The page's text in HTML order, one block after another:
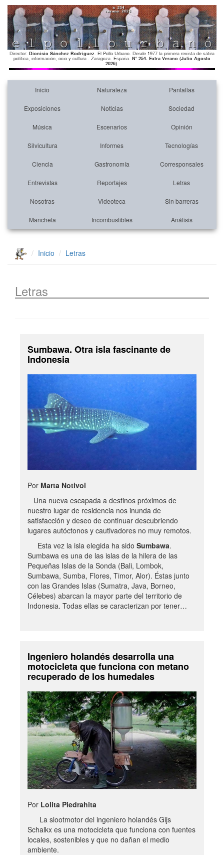
Director: Dionisio Sánchez Rodríguez. El Pollo Urbano. Desde 1977 la primera revista de sátira
política, información, ocio y cultura . Zaragoza. España. Nº 254. Extra Verano (Julio Agosto
2026).
Inicio Naturaleza Pantallas
Exposiciones Noticias Sociedad
Música Escenarios Opinión
Silvicultura Informes Tecnologías
Ciencia Gastronomía Corresponsales
Entrevistas Reportajes Letras
Nosotras Videoteca Sin barreras
Mancheta Incombustibles Análisis
Inicio Letras
Letras
Sumbawa. Otra isla fascinante de
Indonesia
Por Marta Notivol
Una nueva escapada a destinos próximos de
nuestro lugar de residencia nos inunda de
satisfacción y deseo de continuar descubriendo
lugares autóctonos y cautivadores no muy remotos.
Esta vez la isla elegida ha sido Sumbawa.
Sumbawa es una de las islas de la hilera de las
Pequeñas Islas de la Sonda (Bali, Lombok,
Sumbawa, Sumba, Flores, Timor, Alor). Éstas junto
con las Grandes Islas (Sumatra, Java, Borneo,
Célebes) abarcan la mayor parte del territorio de
Indonesia. Todas ellas se caracterizan por tener…
Ingeniero holandés desarrolla una
motocicleta que funciona con metano
recuperado de los humedales
Por Lolita Piedrahita
La slootmotor del ingeniero holandés Gijs
Schalkx es una motocicleta que funciona con fuentes
locales, sostenibles y que no dañan el medio
ambiente.